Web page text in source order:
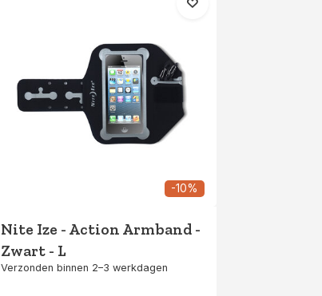
-10%
Nite Ize - Action Armband -
Zwart - L
Verzonden binnen 2–3 werkdagen